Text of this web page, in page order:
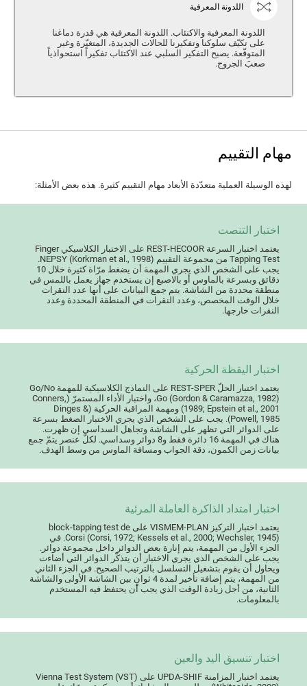
اللدونة المعرفية
اللدونة المعرفية والاكتئاب. اللدونة المعرفية هي قدرة دماغنا
على تكيّف سلوكنا وتفكيرنا للحالات الجديدة، المتغيّرة وغير
المتوقّعة. يصبح التفكير السلبي عند الاكتئاب تفكيراً استحواذياً
صعبَ الجروج.
مهام التقييم
لهذه الوسيلة العملية متعدّدة الأبعاد مهام التقييم كثيرة. هذه بعض الأمثلة:
اختبار التنصت
يعتمد اختبار السرعة REST-HECOOR على الاختبار الكلاسيكي Finger
Tapping Test من مجموعة التقييم NEPSY (Korkman et al., 1998).
يجب على الشخص الذي يجري المهمة أن يضغط مرّاة كثيرة خلال 10
دقائق وبسرعة بالماوس أو بالاصبع إن يستخدم جهاز يعمل باللمس في
منطقة محددة من الشاشة. يتم جمع البيانات على أنها عدد النقرات
خلال الوقت المخصص، وعدد النقرات في المنطقة المحددة وعدد
النقرات خارجها.
اختبار اليقظة الحركية
يعتمد اختبار الحلّ REST-SPER على النماذج الكلاسيكية للمهمة Go/No
Go (Gordon & Caramazza, 1982)، واختبار الأداء المستمرّ (Conners,
1989; Epstein et al., 2001) ومهمة المراقبة الحركية (Dinges &
Powell, 1985). يجب على الشخص الذي يجري الاختبار الضغط بسرعة
على الدوائر التي تظهر على الشاشة وتجاهل السداسي إن ظهرت.
هناك في المهمة 16 دائرة فقط و8 دوائر وسداسي. لكلّ عنصر يتمّ جمع
بيانات زمن الكمون، دقة الجواب ومسافة الماوس من وسط الهدف.
اختبار امتداد الذاكرة العاملة المرئية
يعتمد اختبار التركيز VISMEM-PLAN على block-tapping test de
Corsi (Corsi, 1972; Kessels et al., 2000; Wechsler, 1945). في
الجزء الأول من المهمة، يتم إنارة بعض الدوائر داخل مجموعة دوائر.
يجب على الشخص الذي يجري الاختبار أن يتذكّر الدوائر التي أضاءت
ويحاول أن يقوم بتشغيل التسلسل بالترتيب الصحيح. في الجزء الثاني
من المهمة، يتم إضافة تأخير لمدة 4 ثوانٍ بين الشاشة الأولى والشاشة
الثانية، من أجل زيادة الوقت الذي يجب أن يحتفظ فيه المستخدم
بالمعلومات.
اختبار تنسيق اليد والعين
يعتمد اختبار المزامنة UPDA-SHIF على Vienna Test System (VST)